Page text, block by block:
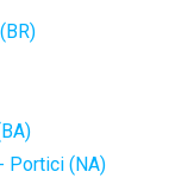
Portici (NA)